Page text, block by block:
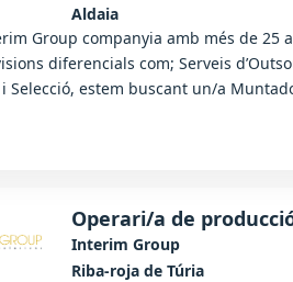
Aldaia
Group companyia amb més de 25
diferencials com; Serveis
Selecció, estem buscant un/a
Operari/a de
Interim Group
Riba-roja de Túria